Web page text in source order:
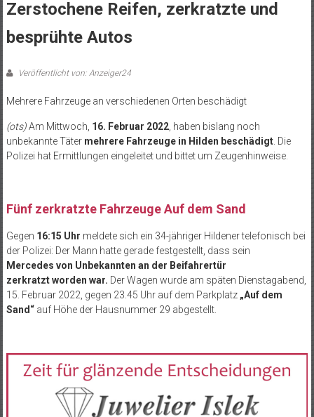
Zerstochene Reifen, zerkratzte und
besprühte Autos
Veröffentlicht von: Anzeiger24
Mehrere Fahrzeuge an verschiedenen Orten beschädigt
(ots)Am Mittwoch, 16. Februar 2022, haben bislang noch
unbekannte Täter mehrere Fahrzeuge in Hilden beschädigt. Die
Polizei hat Ermittlungen eingeleitet und bittet um Zeugenhinweise.
Fünf zerkratzte Fahrzeuge Auf dem Sand
Gegen 16:15 Uhr meldete sich ein 34-jähriger Hildener telefonisch bei
der Polizei: Der Mann hatte gerade festgestellt, dass sein
Mercedes von Unbekannten an der Beifahrertür
zerkratztworden war. Der Wagen wurde am späten Dienstagabend,
15. Februar 2022, gegen 23.45 Uhr auf dem Parkplatz „Auf dem
Sand“auf Höhe der Hausnummer 29 abgestellt.